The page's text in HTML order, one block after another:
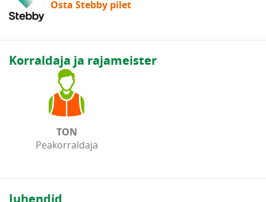
Osta Stebby pilet
Korraldaja ja rajameister
TON
Peakorraldaja
Juhendid